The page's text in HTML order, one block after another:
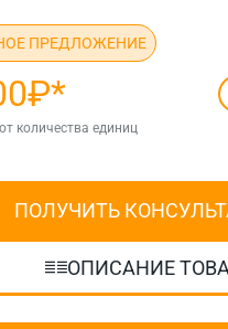
ПРЕДЛОЖЕНИЕ
*
количества единиц
ПОЛУЧИТЬ
ОПИСАНИЕ